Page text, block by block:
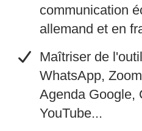
communication
allemand et en
​​Maîtriser de
WhatsApp,
Agenda Google,
YouTube...